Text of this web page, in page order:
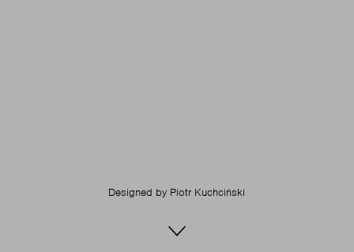
Designed by Piotr Kuchciński